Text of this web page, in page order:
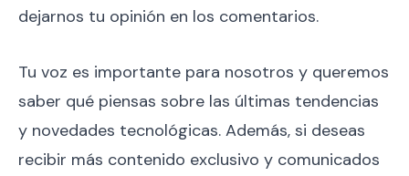
dejarnos tu opinión en los comentarios.
Tu voz es importante para nosotros y queremos
saber qué piensas sobre las últimas tendencias
y novedades tecnológicas. Además, si deseas
recibir más contenido exclusivo y comunicados